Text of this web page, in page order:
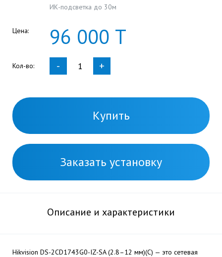
ИК-подсветка до 30м
Цена: 96 000 Т
Кол-во: - +
Купить
Заказать установку
Описание и характеристики
Hikvision DS-2CD1743G0-IZ-SA (2.8–12 мм)(C) — это сетевая